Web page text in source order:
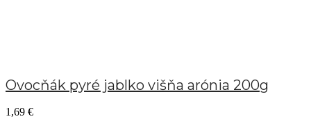
Ovocňák pyré jablko višňa arónia 200g
1,69 €